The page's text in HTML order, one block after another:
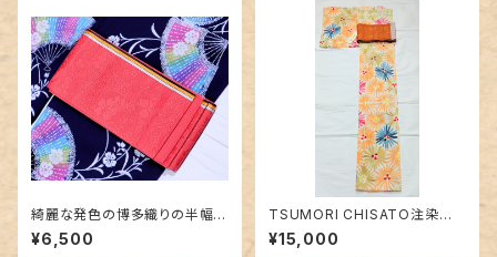
綺麗な発色の博多織りの半幅
帯 ピンク色
¥6,500
TSUMORI CHISATO注染浴
衣 未使用品〜花火のようなお
花柄〜
¥15,000